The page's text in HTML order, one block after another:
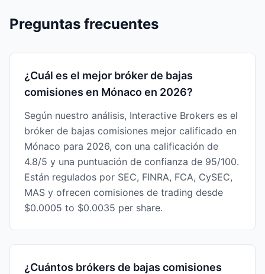
Preguntas frecuentes
¿Cuál es el mejor bróker de bajas
comisiones en Mónaco en 2026?
Según nuestro análisis, Interactive Brokers es el
bróker de bajas comisiones mejor calificado en
Mónaco para 2026, con una calificación de
4.8/5 y una puntuación de confianza de 95/100.
Están regulados por SEC, FINRA, FCA, CySEC,
MAS y ofrecen comisiones de trading desde
$0.0005 to $0.0035 per share.
¿Cuántos brókers de bajas comisiones